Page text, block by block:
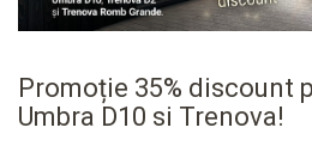
Promoție 35% discount
Umbra D10 si Trenova!